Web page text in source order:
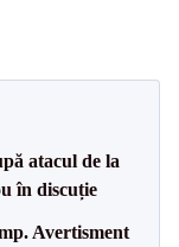
atacul de la
în discuție
Avertisment